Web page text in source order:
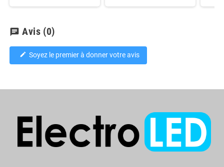
chat Avis (0)
edit Soyez le premier à donner votre avis